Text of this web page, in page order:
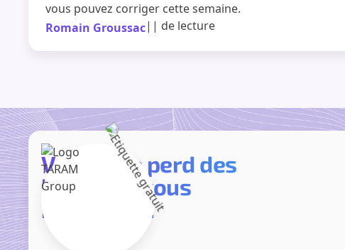
vous pouvez corriger cette semaine.
Romain Groussac| | de lecture
Votre site perd des
leads. On vous
montre où.